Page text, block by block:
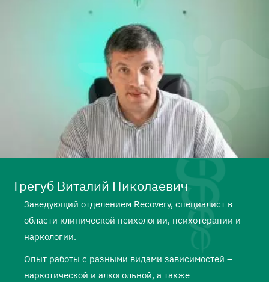
Трегуб Виталий Николаевич
Заведующий отделением Recovery, специалист в
области клинической психологии, психотерапии и
наркологии.
Опыт работы с разными видами зависимостей –
наркотической и алкогольной, а также